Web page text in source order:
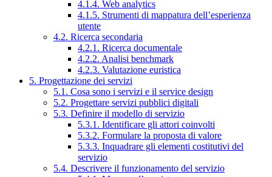
4.1.4. Web analytics
4.1.5. Strumenti di mappatura dell’esperienza
utente
4.2. Ricerca secondaria
4.2.1. Ricerca documentale
4.2.2. Analisi benchmark
4.2.3. Valutazione euristica
5. Progettazione dei servizi
5.1. Cosa sono i servizi e il service design
5.2. Progettare servizi pubblici digitali
5.3. Definire il modello di servizio
5.3.1. Identificare gli attori coinvolti
5.3.2. Formulare la proposta di valore
5.3.3. Inquadrare gli elementi costitutivi del
servizio
5.4. Descrivere il funzionamento del servizio